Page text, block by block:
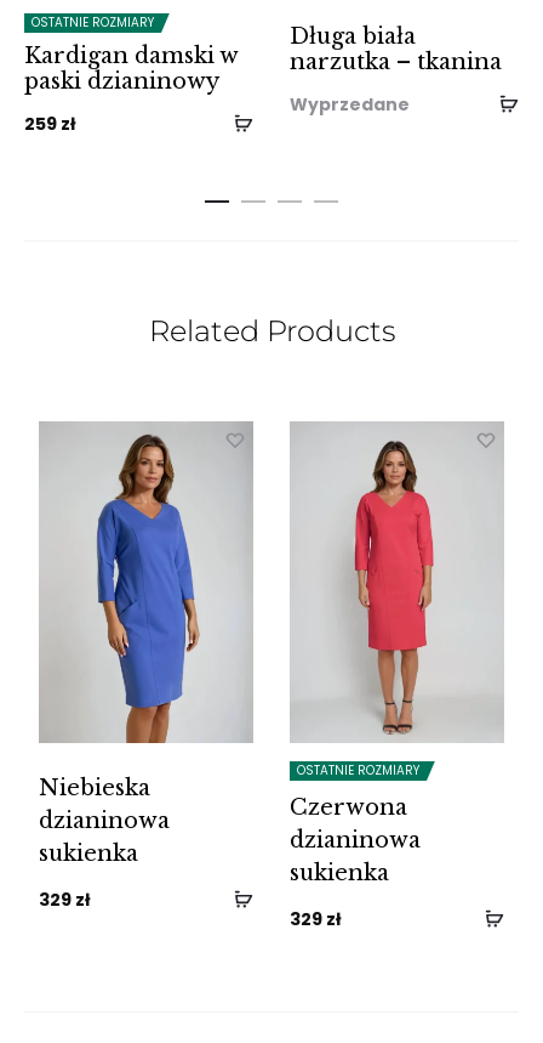
OSTATNIE ROZMIARY
Kardigan damski w
paski dzianinowy
259 zł
Długa biała
narzutka – tkanina
Wyprzedane
Related Products
Niebieska
dzianinowa
sukienka
329 zł
OSTATNIE ROZMIARY
Czerwona
dzianinowa
sukienka
329 zł